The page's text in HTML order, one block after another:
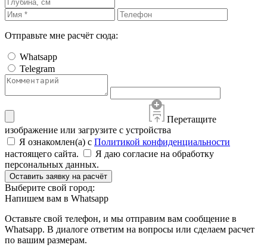
Отправьте мне расчёт сюда:
Whatsapp
Telegram
Перетащите
изображение или загрузите с устройства
Я ознакомлен(а) с Политикой конфиденциальности
настоящего сайта.
Я даю согласие на обработку
персональных данных.
Оставить заявку на расчёт
Выберите свой город:
Напишем вам в Whatsapp
Оставьте свой телефон, и мы отправим вам сообщение в
Whatsapp. В диалоге ответим на вопросы или сделаем расчет
по вашим размерам.